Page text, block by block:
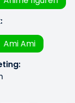
Ami Ami